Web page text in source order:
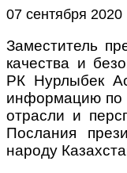
07 сентября 2020
Заместитель
качества и
РК Нурлыбек
информацию по
отрасли и
Послания
народу